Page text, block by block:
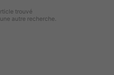
trouvé
autre recherche.